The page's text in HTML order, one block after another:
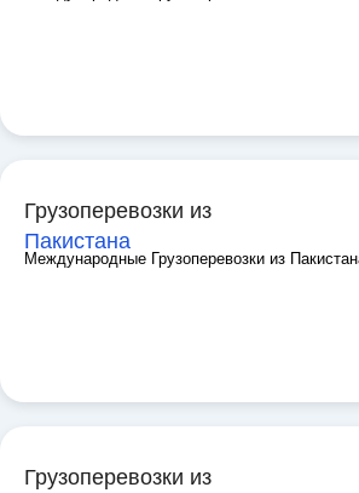
Грузоперевозки из
Пакистана
Международные Грузоперевозки из
Грузоперевозки из